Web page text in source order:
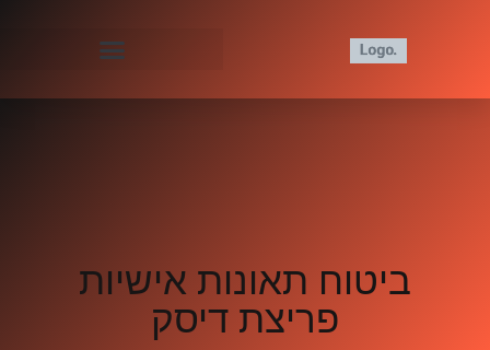
ביטוח תאונות אישיות
פריצת דיסק